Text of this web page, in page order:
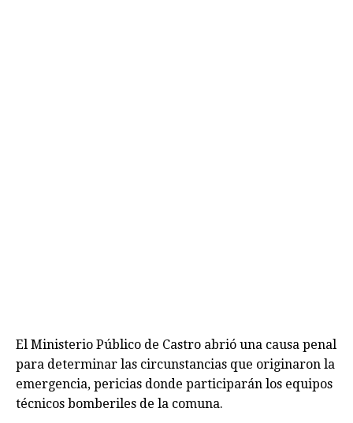
El Ministerio Público de Castro abrió una causa penal
para determinar las circunstancias que originaron la
emergencia, pericias donde participarán los equipos
técnicos bomberiles de la comuna.